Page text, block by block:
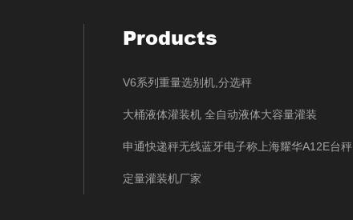
Products
V6系列重量选别机,分选秤
大桶液体灌装机 全自动液体大容量灌装
申通快递秤无线蓝牙电子称上海耀华A12E台秤
定量灌装机厂家